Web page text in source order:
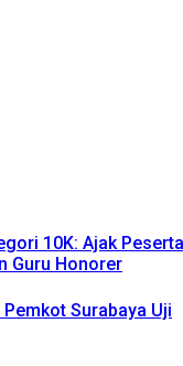
10K: Ajak Peserta
Guru Honorer
Surabaya Uji